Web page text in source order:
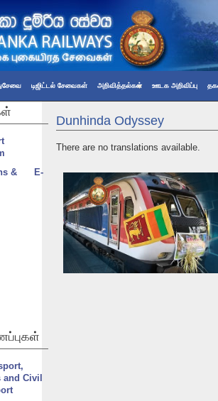
டிஜிட்டல் சேவைகள் அறிவித்தல்கள் ஊடக அறிவிப்பு
Dunhinda Odyssey
There are no translations available.
& E-
Civil